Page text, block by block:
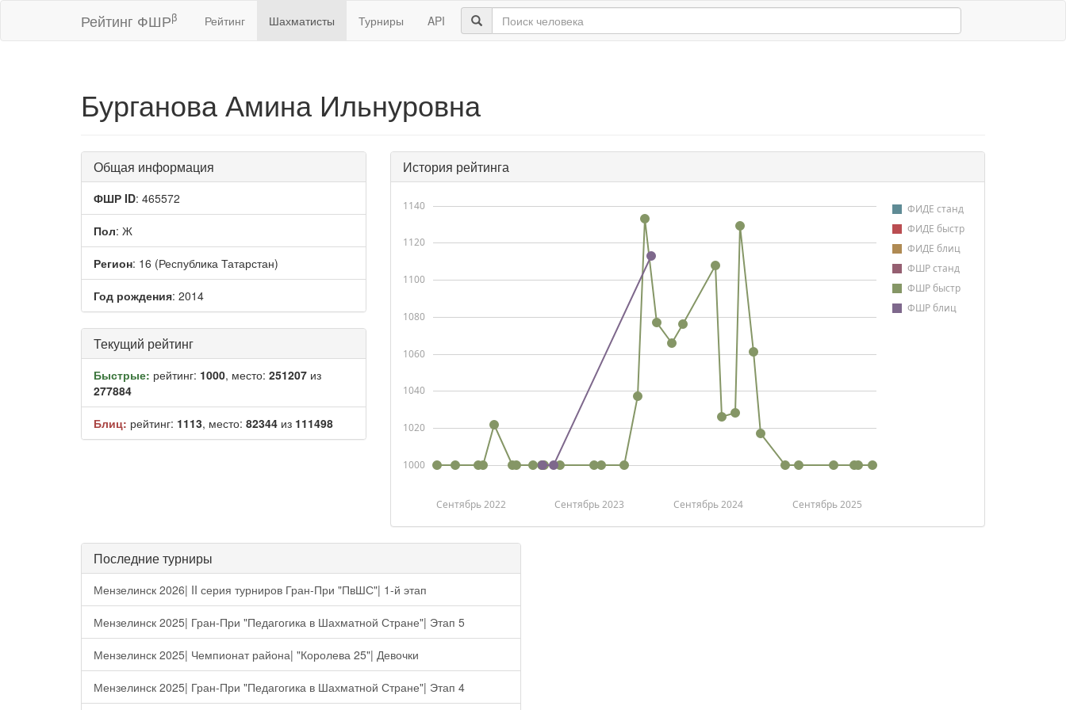
Рейтинг ФШРβ Рейтинг Шахматисты Турниры API
Бурганова Амина Ильнуровна
Общая информация
ФШР ID: 465572
Пол: Ж
Регион: 16 (Республика Татарстан)
Год рождения: 2014
Текущий рейтинг
Быстрые: рейтинг: 1000, место: 251207 из
277884
Блиц: рейтинг: 1113, место: 82344 из 111498
История рейтинга
ФИДЕ станд
ФИДЕ быстр
ФИДЕ блиц
ФШР станд
ФШР быстр
ФШР блиц
Сентябрь 2022 Сентябрь 2023 Сентябрь 2024 Сентябрь 2025
1000
1020
1040
1060
1080
1100
1120
1140
Последние турниры
Мензелинск 2026| II серия турниров Гран-При "ПвШС"| 1-й этап
Мензелинск 2025| Гран-При "Педагогика в Шахматной Стране"| Этап 5
Мензелинск 2025| Чемпионат района| "Королева 25"| Девочки
Мензелинск 2025| Гран-При "Педагогика в Шахматной Стране"| Этап 4